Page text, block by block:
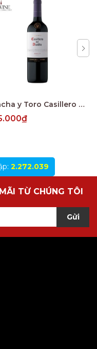
Concha y Toro Casillero del Diablo Reserva Merlot Central Valley
2.272.039
TỪ CHÚNG TÔI
Gửi